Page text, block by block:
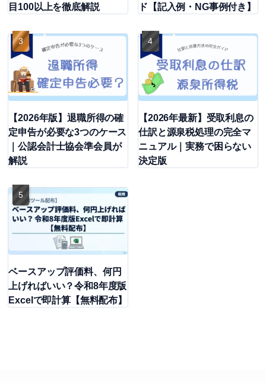
目100以上を徹底解説
ド【記入例・NG事例付き】
【2026年版】退職所得の確
定申告が必要な3つのケース
｜公認会計士協会準会員が
解説
【2026年最新】受取利息の
仕訳と源泉税処理の完全マ
ニュアル｜実務で困らない
決定版
ベースアップ評価料、何円
上げればいい？令和8年度版
Excelで即計算【無料配布】